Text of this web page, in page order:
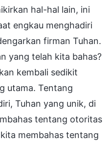
hal-hal lain, ini
engkau menghadiri
firman Tuhan.
yang telah kita bahas?
kembali sedikit
utama. Tentang
Tuhan yang unik, di
tentang otoritas
membahas tentang